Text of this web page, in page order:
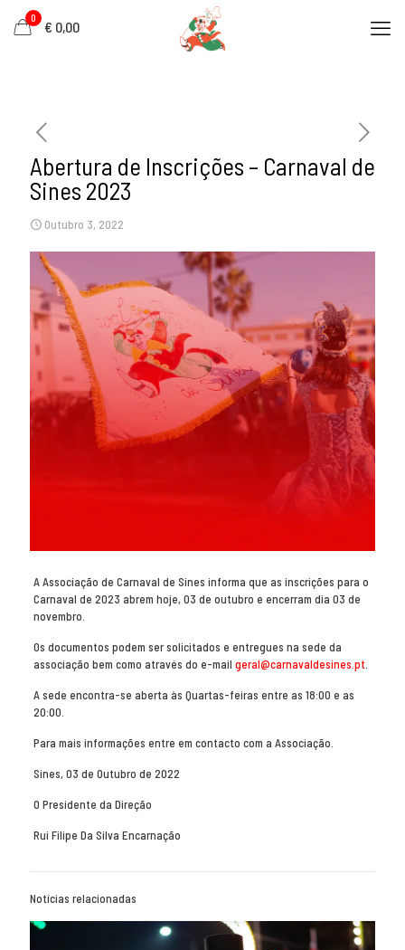
0
€ 0,00
Abertura de Inscrições – Carnaval de
Sines 2023
Outubro 3, 2022
A Associação de Carnaval de Sines informa que as inscrições para o
Carnaval de 2023 abrem hoje, 03 de outubro e encerram dia 03 de
novembro.
Os documentos podem ser solicitados e entregues na sede da
associação bem como através do e-mail geral@carnavaldesines.pt
A sede encontra-se aberta às Quartas-feiras entre as 18:00 e as
20:00.
Para mais informações entre em contacto com a Associação.
Sines, 03 de Outubro de 2022
O Presidente da Direção
Rui Filipe Da Silva Encarnação
Notícias relacionadas